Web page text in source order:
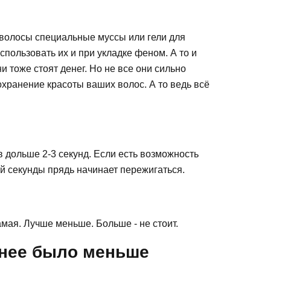
специальные муссы или гели для
их и при укладке феном. А то и
тоже стоят денег. Но не все они сильно
красоты ваших волос. А то ведь всё
2-3 секунд. Если есть возможность
прядь начинает пережигаться.
Лучше меньше. Больше - не стоит.
было меньше